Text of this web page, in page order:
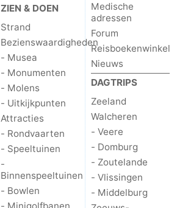
ZIEN & DOEN
Strand
Bezienswaardigheden
- Musea
- Monumenten
- Molens
- Uitkijkpunten
Attracties
- Rondvaarten
- Speeltuinen
-
Binnenspeeltuinen
- Bowlen
Medische
adressen
Forum
Reisboekenwinkel
Nieuws
DAGTRIPS
Zeeland
Walcheren
- Veere
- Domburg
- Zoutelande
- Vlissingen
- Middelburg